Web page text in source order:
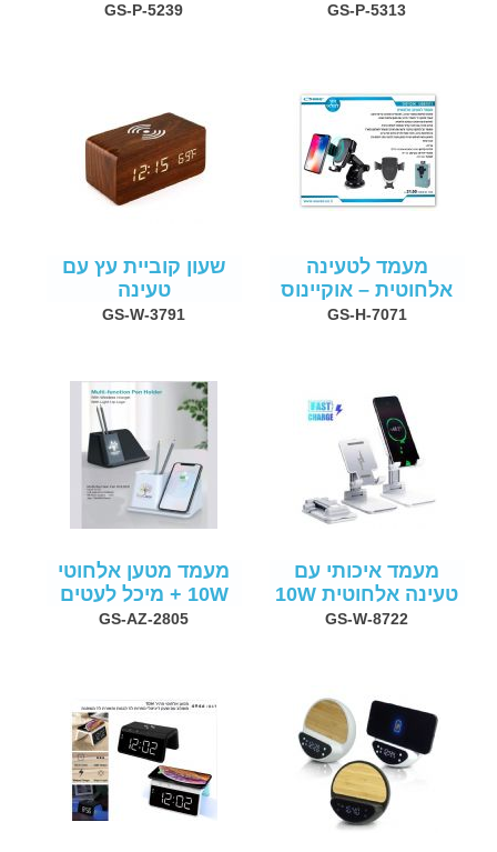
GS-P-5313
GS-P-5239
מעמד לטעינה
אלחוטית – אוקיינוס
GS-H-7071
שעון קוביית עץ עם
טעינה
GS-W-3791
מעמד איכותי עם
טעינה אלחוטית 10W
GS-W-8722
מעמד מטען אלחוטי
10W + מיכל לעטים
GS-AZ-2805